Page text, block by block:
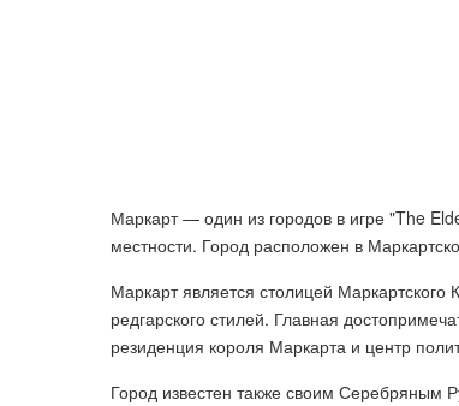
Маркарт — один из городов в игре "The
местности. Город расположен в
Маркарт является столицей Маркартского
редгарского стилей. Главная
резиденция короля Маркарта и центр
Город известен также своим Серебряным